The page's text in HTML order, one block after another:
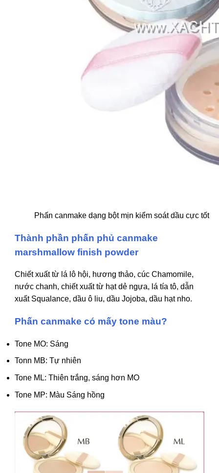
Phấn canmake dạng bột mịn kiểm soát dầu cực tốt
Thành phần phấn phủ canmake
marshmallow finish powder
Chiết xuất từ lá lô hội, hương thảo, cúc Chamomile,
nước chanh, chiết xuất từ hạt dẻ ngựa, lá tía tô, dẫn
xuất Squalance, dầu ô liu, dầu Jojoba, dầu hạt nho.
Phấn canmake có mấy tone màu?
Tone MO: Sáng
Tonn MB: Tự nhiên
Tone ML: Thiên trắng, sáng hơn MO
Tone MP: Màu Sáng hồng